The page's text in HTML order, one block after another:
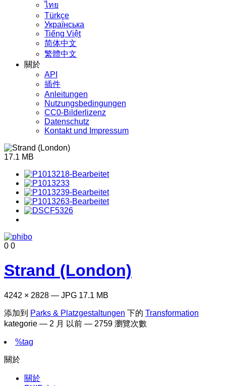
ไทย
Türkçe
Українська
Tiếng Việt
简体中文
繁體中文
關於
API
插件
Anleitungen
Nutzungsbedingungen
CC0-Bilderlizenz
Datenschutz
Kontakt und Impressum
17.1 MB
0 0
Strand (London)
4242 × 2828 — JPG 17.1 MB
添加到 Parks & Platzgestaltungen 下的 Transformation
kategorie — 2 月 以前 — 2759 瀏覽次數
%tag
關於
關於